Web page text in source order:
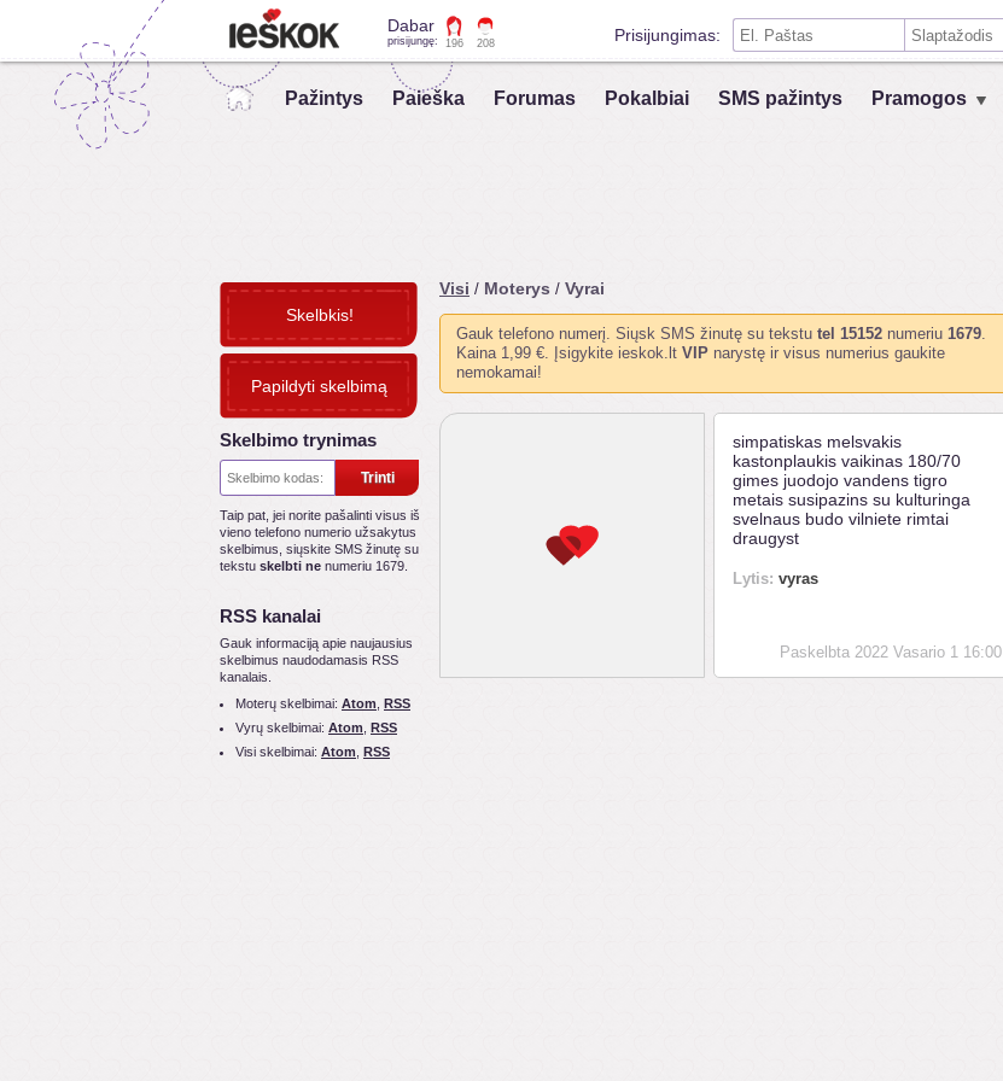
Dabar
prisijungę: 196 208 Prisijungimas:
Prisiminti mane šiame kompiuteryje
Pažintys Paieška Forumas Pokalbiai SMS pažintys Pramogos
Skelbkis!
Papildyti skelbimą
Skelbimo trynimas
Trinti
Taip pat, jei norite pašalinti visus iš
vieno telefono numerio užsakytus
skelbimus, siųskite SMS žinutę su
tekstu skelbti ne numeriu 1679.
RSS kanalai
Gauk informaciją apie naujausius
skelbimus naudodamasis RSS
kanalais.
Moterų skelbimai: Atom RSS
Vyrų skelbimai: Atom RSS
Visi skelbimai: Atom RSS
Visi / Moterys / Vyrai
Gauk telefono numerį. Siųsk SMS žinutę su tekstu tel 15152 numeriu 1679.
Kaina 1,99 €. Įsigykite ieskok.lt VIP narystę ir visus numerius gaukite
nemokamai!
simpatiskas melsvakis
kastonplaukis vaikinas 180/70
gimes juodojo vandens tigro
metais susipazins su kulturinga
svelnaus budo vilniete rimtai
draugyst
Lytis: vyras
Paskelbta 2022 Vasario 1 16:00